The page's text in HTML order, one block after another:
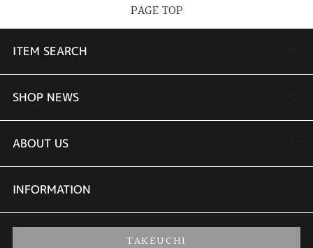
PAGE TOP
ITEM SEARCH
婚約指輪
結婚指輪
セットリング
婚約ネックレス
SHOP NEWS
TAKEUCHI BRIDAL金沢本店情報
商品一覧
ブランドリスト
ABOUT US
会社概要
INFORMATION
TAKEUCHI